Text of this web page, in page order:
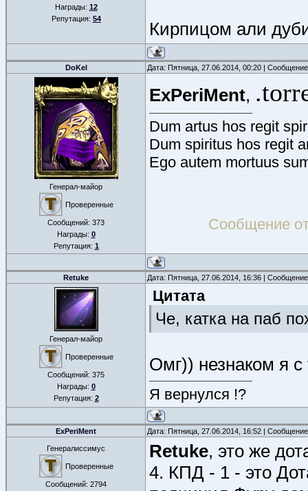
Награды: 12
Репутация: 54 Кирпицом али
DoKel Дата: Пятница, 27.06.2014, 00:20 |
Генерал-майор
Проверенные
Сообщений: 373
Награды: 0
Репутация: 1
ExPeriMent,
Dum artus hos regit
Dum spiritus hos regit
Ego autem mortuus
Сообщение
Retuke Дата: Пятница, 27.06.2014, 16:36 |
Генерал-майор
Проверенные
Сообщений: 375
Награды: 0
Репутация: 2
Цитата
Че, катка на паб
Омг)) незнаком я
Я вернулся !?
ExPeriMent Дата: Пятница, 27.06.2014, 16:52 |
Генералиссимус
Проверенные
Сообщений: 2794
Retuke, это же
4. КПД - 1 - это